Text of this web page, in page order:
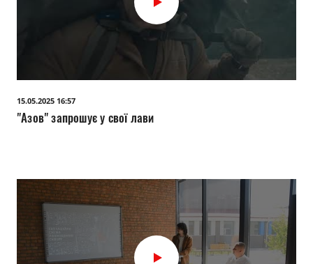
15.05.2025 16:57
"Азов" запрошує у свої лави